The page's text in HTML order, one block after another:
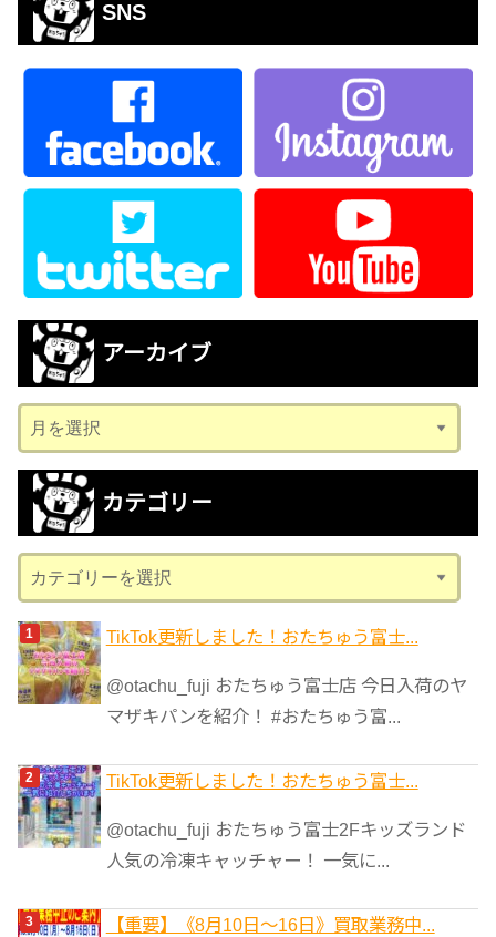
SNS
アーカイブ
ー
カ
ブ
カテゴリー
テ
ゴ
リ
ー
TikTok更新しました！おたちゅう富士...
@otachu_fuji おたちゅう富士店 今日入荷のヤ
マザキパンを紹介！ #おたちゅう富...
TikTok更新しました！おたちゅう富士...
@otachu_fuji おたちゅう富士2Fキッズランド
人気の冷凍キャッチャー！ 一気に...
【重要】《8月10日～16日》買取業務中...